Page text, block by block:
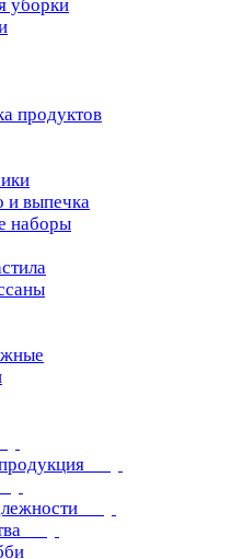
уборки
продуктов
и выпечка
наборы